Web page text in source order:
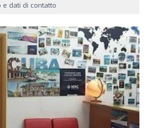
e dati di contatto